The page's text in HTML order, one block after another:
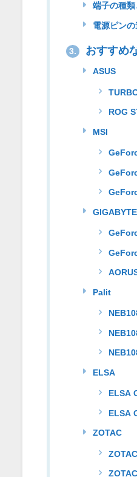
端子の種類
電源ピンの
3. おすすめ
ASUS
ROG
MSI
GIGABYTE
Palit
ELSA
ELSA
ELSA
ZOTAC